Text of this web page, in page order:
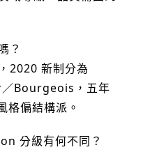
？
2020 新制分為
Bourgeois，五年
格偏結構派。
分級有何不同？